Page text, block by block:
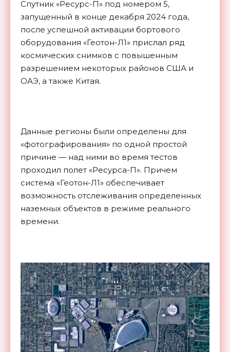
Спутник «Ресурс-П» под номером 5,
запущенный в конце декабря 2024 года,
после успешной активации бортового
оборудования «Геотон-Л1» прислал ряд
космических снимков с повышенным
разрешением некоторых районов США и
ОАЭ, а также Китая.
Данные регионы были определены для
«фотографирования» по одной простой
причине — над ними во время тестов
проходил полет «Ресурса-П». Причем
система «Геотон-Л1» обеспечивает
возможность отслеживания определенных
наземных объектов в режиме реального
времени.